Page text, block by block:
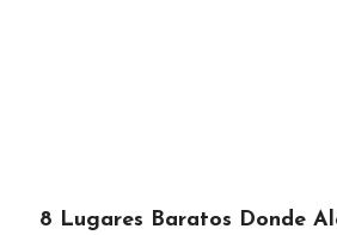
8 Lugares Baratos Donde